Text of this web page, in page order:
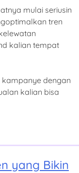
mulai seriusin
tren
kalian tempat
kampanye dengan
kalian bisa
yang Bikin